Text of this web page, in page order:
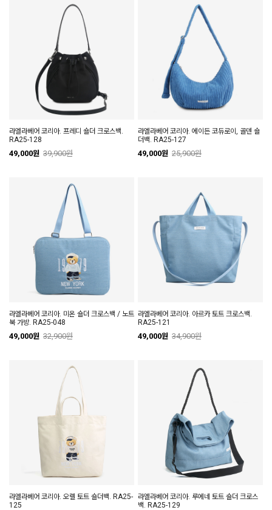
라엘라베어 코리아. 프레디 숄더 크로스백.
RA25-128
49,000원 39,900원
라엘라베어 코리아. 에이든 코듀로이, 골덴 숄
더백. RA25-127
49,000원 25,900원
라엘라베어 코리아. 미온 숄더 크로스백 / 노트
북 가방. RA25-048
49,000원 32,900원
라엘라베어 코리아. 아르카 토트 크로스백.
RA25-121
49,000원 34,900원
라엘라베어 코리아. 오렐 토트 숄더백. RA25-
125
라엘라베어 코리아. 루에네 토트 숄더 크로스
백. RA25-129